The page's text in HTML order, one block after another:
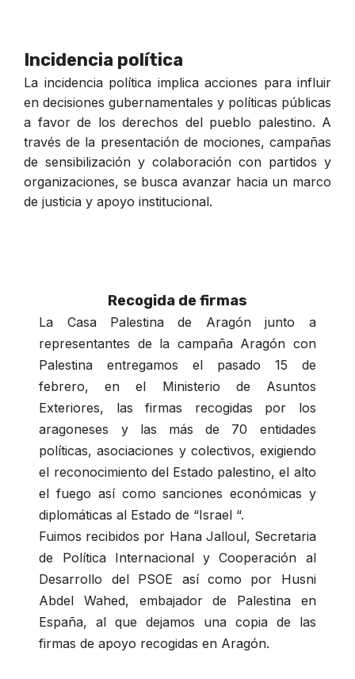
Incidencia política
La incidencia política implica acciones para influir
en decisiones gubernamentales y políticas públicas
a favor de los derechos del pueblo palestino. A
través de la presentación de mociones, campañas
de sensibilización y colaboración con partidos y
organizaciones, se busca avanzar hacia un marco
de justicia y apoyo institucional.
Recogida de firmas
La Casa Palestina de Aragón junto a
representantes de la campaña Aragón con
Palestina entregamos el pasado 15 de
febrero, en el Ministerio de Asuntos
Exteriores, las firmas recogidas por los
aragoneses y las más de 70 entidades
políticas, asociaciones y colectivos, exigiendo
el reconocimiento del Estado palestino, el alto
el fuego así como sanciones económicas y
diplomáticas al Estado de “Israel “.
Fuimos recibidos por Hana Jalloul, Secretaria
de Política Internacional y Cooperación al
Desarrollo del PSOE así como por Husni
Abdel Wahed, embajador de Palestina en
España, al que dejamos una copia de las
firmas de apoyo recogidas en Aragón.